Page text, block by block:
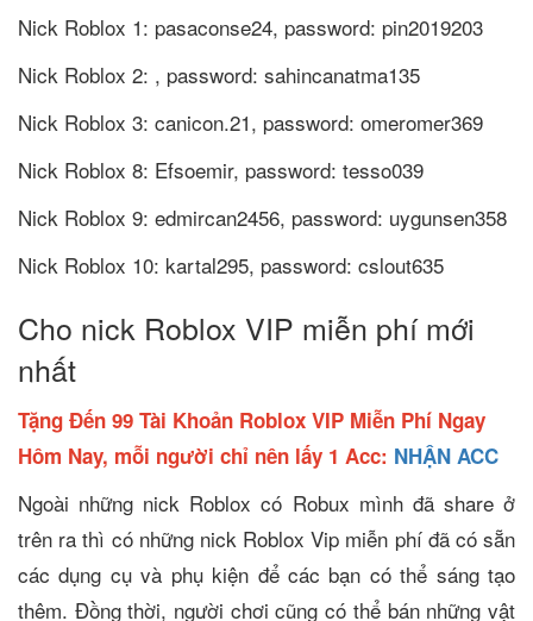
Nick Roblox 1: pasaconse24, password: pin2019203
Nick Roblox 2: , password: sahincanatma135
Nick Roblox 3: canicon.21, password: omeromer369
Nick Roblox 8: Efsoemir, password: tesso039
Nick Roblox 9: edmircan2456, password: uygunsen358
Nick Roblox 10: kartal295, password: cslout635
Cho nick Roblox VIP miễn phí mới
nhất
Tặng Đến 99 Tài Khoản Roblox VIP Miễn Phí Ngay
Hôm Nay, mỗi người chỉ nên lấy 1 Acc: NHẬN ACC
Ngoài những nick Roblox có Robux mình đã share ở
trên ra thì có những nick Roblox Vip miễn phí đã có sẵn
các dụng cụ và phụ kiện để các bạn có thể sáng tạo
thêm. Đồng thời, người chơi cũng có thể bán những vật